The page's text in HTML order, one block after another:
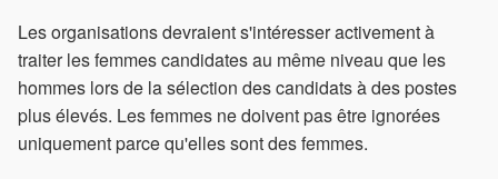
Les organisations devraient s'intéresser activement à
traiter les femmes candidates au même niveau que les
hommes lors de la sélection des candidats à des postes
plus élevés. Les femmes ne doivent pas être ignorées
uniquement parce qu'elles sont des femmes.